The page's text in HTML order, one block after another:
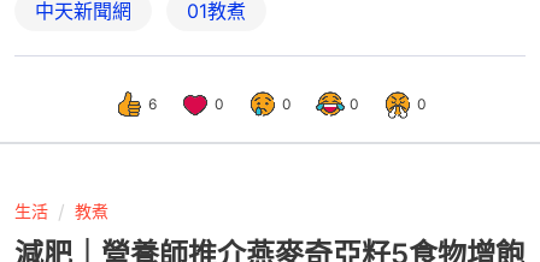
中天新聞網 01教煮
6 0 0 0 0
生活 教煮
減肥｜營養師推介燕麥奇亞籽5食物增飽